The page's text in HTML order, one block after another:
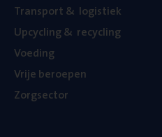
Trans­port& logistiek
Upcy­cling& recycling
Voe­ding
Vrije beroe­pen
Zorg­sec­tor